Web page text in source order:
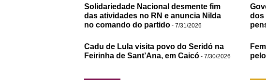
Solidariedade Nacional desmente fim
das atividades no RN e anuncia Nilda
no comando do partido - 7/31/2026
Cadu de Lula visita povo do Seridó na
Feirinha de Sant’Ana, em Caicó - 7/30/2026
dos